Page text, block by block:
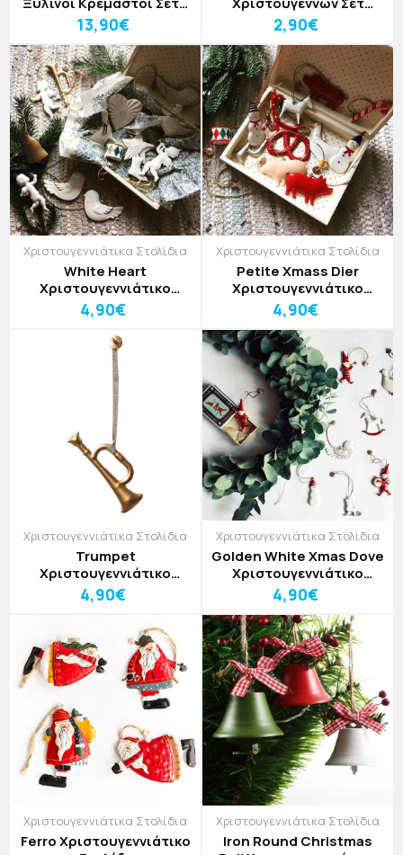
τεμ Υ12,5cm
13,90€
24τεμ Δ3cm
2,90€
Χριστουγεννιάτικα Στολίδια
White Heart
Χριστουγεννιάτικο
Στολίδι
4,90€
Χριστουγεννιάτικα Στολίδια
Petite Xmass Dier
Χριστουγεννιάτικο
Στολίδι
4,90€
Χριστουγεννιάτικα Στολίδια
Trumpet
Χριστουγεννιάτικο
Στολίδι
4,90€
Χριστουγεννιάτικα Στολίδια
Golden White Xmas Dove
Χριστουγεννιάτικο
Στολίδι
4,90€
Χριστουγεννιάτικα Στολίδια
Ferro Χριστουγεννιάτικο
Χριστουγεννιάτικα Στολίδια
Iron Round Christmas